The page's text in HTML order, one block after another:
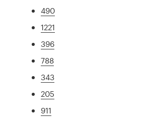
490
1221
396
788
343
205
911